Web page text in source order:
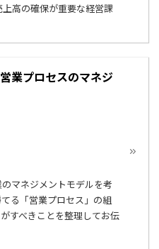
高の確保が重要な経営課
業プロセスのマネジ
マネジメントモデルを考
る「営業プロセス」の組
すべきことを整理してお伝